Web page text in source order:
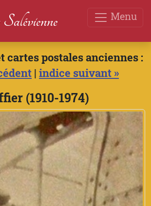
Menu
cartes postales anciennes :
| indice suivant »
(1910-1974)